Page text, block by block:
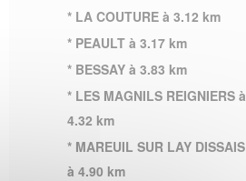
* LA COUTURE à 3.12 km
* PEAULT à 3.17 km
* BESSAY à 3.83 km
* LES MAGNILS REIGNIERS à
4.32 km
* MAREUIL SUR LAY DISSAIS
à 4.90 km